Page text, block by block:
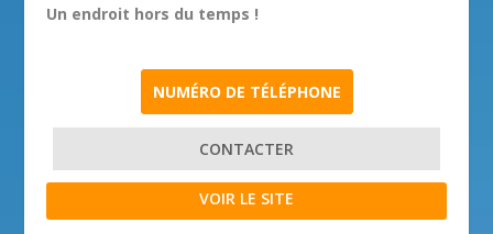
Un endroit hors du temps !
NUMÉRO DE TÉLÉPHONE
CONTACTER
VOIR LE SITE